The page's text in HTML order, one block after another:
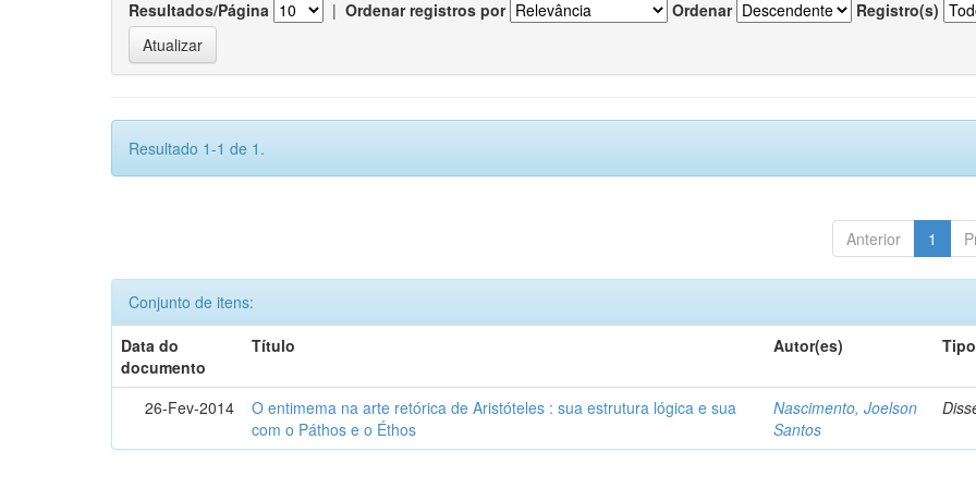
Resultados/Página | Ordenar registros por Ordenar Registro(s)
Resultado 1-1 de 1.
Anterior 1
Conjunto de itens:
Data do
documento
Título Autor(es) Tipo
26-Fev-2014
O entimema na arte retórica de Aristóteles : sua estrutura lógica e sua
com o Páthos e o Éthos
Nascimento, Joelson
Santos